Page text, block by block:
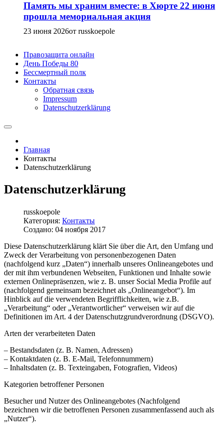
Память мы храним вместе: в Хюрте 22 июня
прошла мемориальная акция
23 июня 2026от russkoepole
Правозащита онлайн
День Победы 80
Бессмертный полк
Контакты
Обратная связь
Impressum
Datenschutzerklärung
Главная
Контакты
Datenschutzerklärung
Datenschutzerklärung
russkoepole
Категория: Контакты
Создано: 04 ноября 2017
Diese Datenschutzerklärung klärt Sie über die Art, den Umfang und
Zweck der Verarbeitung von personenbezogenen Daten
(nachfolgend kurz „Daten“) innerhalb unseres Onlineangebotes und
der mit ihm verbundenen Webseiten, Funktionen und Inhalte sowie
externen Onlinepräsenzen, wie z. B. unser Social Media Profile auf
(nachfolgend gemeinsam bezeichnet als „Onlineangebot“). Im
Hinblick auf die verwendeten Begrifflichkeiten, wie z.B.
„Verarbeitung“ oder „Verantwortlicher“ verweisen wir auf die
Definitionen im Art. 4 der Datenschutzgrundverordnung (DSGVO).
Arten der verarbeiteten Daten
– Bestandsdaten (z. B. Namen, Adressen)
– Kontaktdaten (z. B. E-Mail, Telefonnummern)
– Inhaltsdaten (z. B. Texteingaben, Fotografien, Videos)
Kategorien betroffener Personen
Besucher und Nutzer des Onlineangebotes (Nachfolgend
bezeichnen wir die betroffenen Personen zusammenfassend auch als
„Nutzer“).